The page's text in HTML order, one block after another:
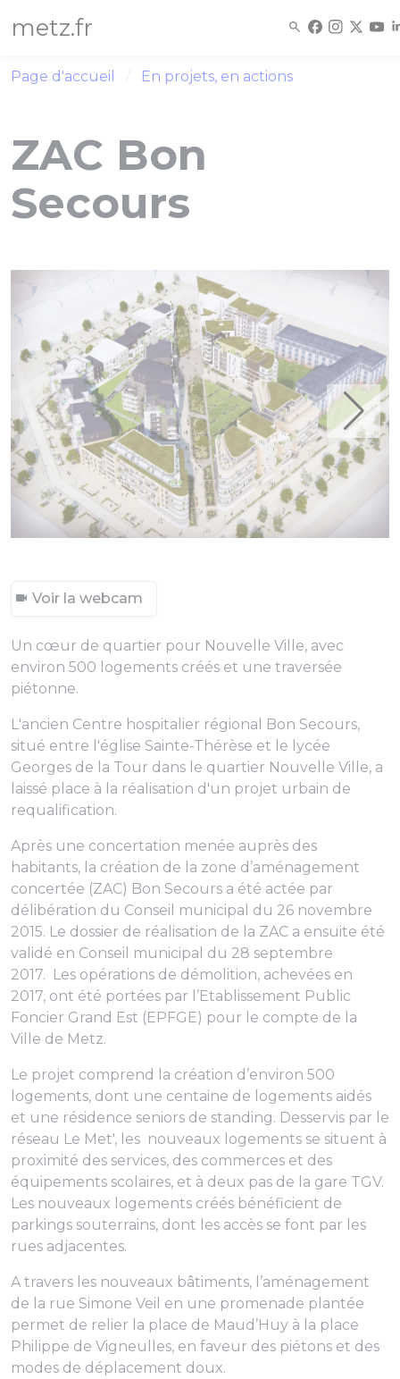
metz.fr
Page d'accueil En projets, en actions
ZAC Bon
Secours
Voir la webcam
Un cœur de quartier pour Nouvelle Ville, avec
environ 500 logements créés et une traversée
piétonne.
L'ancien Centre hospitalier régional Bon Secours,
situé entre l'église Sainte-Thérèse et le lycée
Georges de la Tour dans le quartier Nouvelle Ville, a
laissé place à la réalisation d'un projet urbain de
requalification.
Après une concertation menée auprès des
habitants, la création de la zone d’aménagement
concertée (ZAC) Bon Secours a été actée par
délibération du Conseil municipal du 26 novembre
2015. Le dossier de réalisation de la ZAC a ensuite été
validé en Conseil municipal du 28 septembre
2017. Les opérations de démolition, achevées en
2017, ont été portées par l’Etablissement Public
Foncier Grand Est (EPFGE) pour le compte de la
Ville de Metz.
Le projet comprend la création d’environ 500
logements, dont une centaine de logements aidés
et une résidence seniors de standing. Desservis par le
réseau Le Met', les nouveaux logements se situent à
proximité des services, des commerces et des
équipements scolaires, et à deux pas de la gare TGV.
Les nouveaux logements créés bénéficient de
parkings souterrains, dont les accès se font par les
rues adjacentes.
A travers les nouveaux bâtiments, l’aménagement
de la rue Simone Veil en une promenade plantée
permet de relier la place de Maud’Huy à la place
Philippe de Vigneulles, en faveur des piétons et des
modes de déplacement doux.